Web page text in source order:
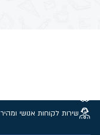
שירות לקוחות אנושי ומהיר